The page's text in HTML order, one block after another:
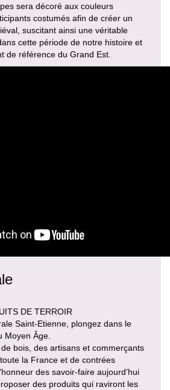
sera décoré aux couleurs
costumés afin de créer un
suscitant ainsi une véritable
cette période de notre histoire et
de référence du Grand Est.
DE TERROIR
Saint-Etienne, plongez dans le
Moyen Âge.
bois, des artisans et commerçants
la France et de contrées
des savoir-faire aujourd’hui
des produits qui raviront les